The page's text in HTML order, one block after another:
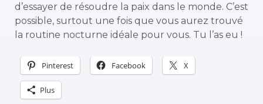
d’essayer de résoudre la paix dans le monde. C’est
possible, surtout une fois que vous aurez trouvé
la routine nocturne idéale pour vous. Tu l’as eu !
Pinterest Facebook X
Plus